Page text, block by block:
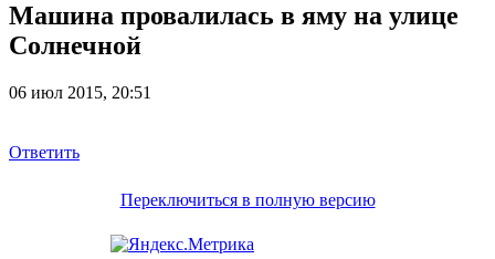
Машина провалилась в яму на улице
Солнечной
06 июл 2015, 20:51
Ответить
Переключиться в полную версию